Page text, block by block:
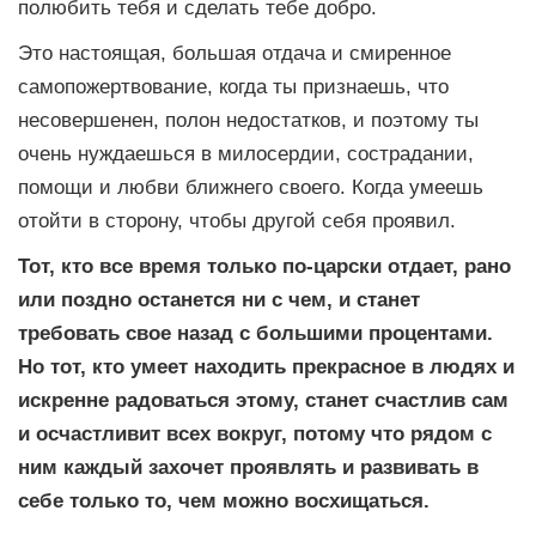
полюбить тебя и сделать тебе добро.
Это настоящая, большая отдача и смиренное
самопожертвование, когда ты признаешь, что
несовершенен, полон недостатков, и поэтому ты
очень нуждаешься в милосердии, сострадании,
помощи и любви ближнего своего. Когда умеешь
отойти в сторону, чтобы другой себя проявил.
Тот, кто все время только по-царски отдает, рано
или поздно останется ни с чем, и станет
требовать свое назад с большими процентами.
Но тот, кто умеет находить прекрасное в людях и
искренне радоваться этому, станет счастлив сам
и осчастливит всех вокруг, потому что рядом с
ним каждый захочет проявлять и развивать в
себе только то, чем можно восхищаться.